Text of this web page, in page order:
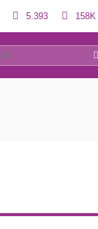
5.393 158K
11